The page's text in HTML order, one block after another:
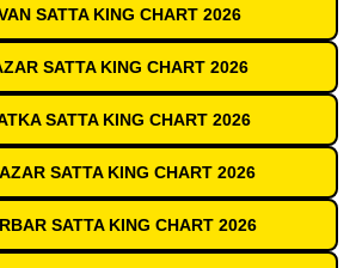
SATTA KING CHART 2026
SATTA KING CHART 2026
SATTA KING CHART 2026
SATTA KING CHART 2026
SATTA KING CHART 2026